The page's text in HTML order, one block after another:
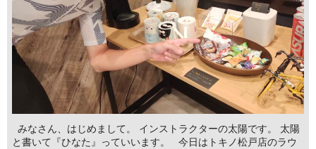
みなさん、はじめまして。 インストラクターの太陽です。 太陽
と書いて『ひなた』っていいます。 今日はトキノ松戸店のラウ